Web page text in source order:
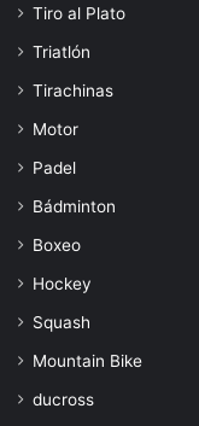
Tiro al Plato
Triatlón
Tirachinas
Motor
Padel
Bádminton
Boxeo
Hockey
Squash
Mountain Bike
ducross